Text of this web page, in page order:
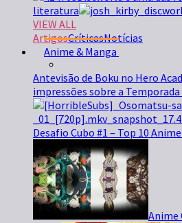
literatura
VIEW ALL
ArtigosCríticasNotícias
Anime & Manga
Antevisão de Boku no Hero
impressões sobre a
Desafio Cubo #1 – Top 10
Anime